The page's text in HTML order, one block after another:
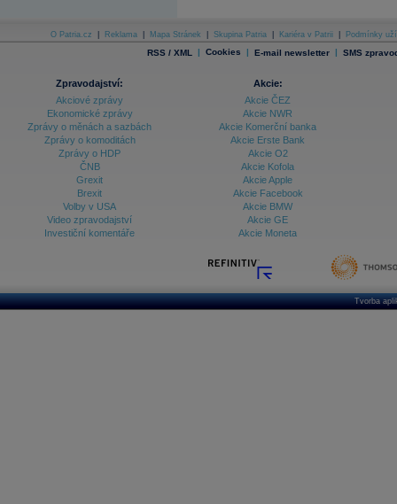
O Patria.cz Reklama Mapa Stránek Skupina Patria Kariéra v Patrii Podmínky
RSS / XML | Cookies | E-mail newsletter | SMS
Zpravodajství:
Akciové zprávy
Ekonomické zprávy
Zprávy o měnách a sazbách
Zprávy o komoditách
Zprávy o HDP
ČNB
Grexit
Brexit
Volby v USA
Video zpravodajství
Investiční komentáře
Akcie:
Akcie ČEZ
Akcie NWR
Akcie Komerční banka
Akcie Erste Bank
Akcie O2
Akcie Kofola
Akcie Apple
Akcie Facebook
Akcie BMW
Akcie GE
Akcie Moneta
Tvorba